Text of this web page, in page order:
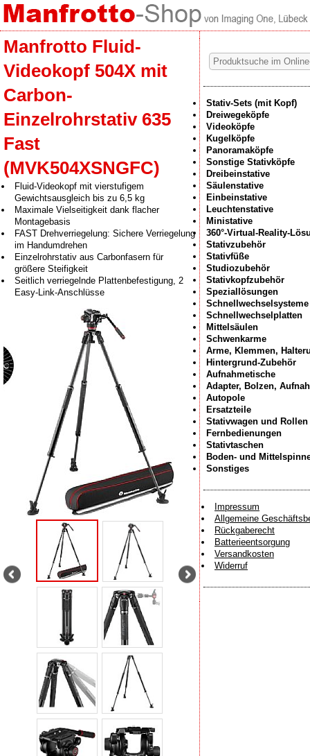
Manfrotto Fluid-
Videokopf 504X mit
Carbon-
Einzelrohrstativ 635
Fast
(MVK504XSNGFC)
Fluid-Videokopf mit vierstufigem
Gewichtsausgleich bis zu 6,5 kg
Maximale Vielseitigkeit dank flacher
Montagebasis
FAST Drehverriegelung: Sichere Verriegelung
im Handumdrehen
Einzelrohrstativ aus Carbonfasern für
größere Steifigkeit
Seitlich verriegelnde Plattenbefestigung, 2
Easy-Link-Anschlüsse
Stativ-Sets (mit Kopf)
Dreiwegeköpfe
Videoköpfe
Kugelköpfe
Panoramaköpfe
Sonstige Stativköpfe
Dreibeinstative
Säulenstative
Einbeinstative
Leuchtenstative
Ministative
360°-Virtual-Reality-
Stativzubehör
Stativfüße
Studiozubehör
Stativkopfzubehör
Speziallösungen
Schnellwechselsysteme
Schnellwechselplatten
Mittelsäulen
Schwenkarme
Arme, Klemmen,
Hintergrund-Zubehör
Aufnahmetische
Adapter, Bolzen,
Autopole
Ersatzteile
Stativwagen und Rollen
Fernbedienungen
Stativtaschen
Boden- und
Sonstiges
Impressum
Allgemeine
Rückgaberecht
Batterieentsorgung
Versandkosten
Widerruf